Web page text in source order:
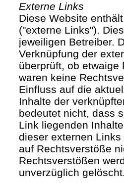
Externe Links
Diese Website
("externe Links").
jeweiligen Betreiber.
Verknüpfung der
überprüft, ob
waren keine
Einfluss auf die
Inhalte der
bedeutet nicht, dass
Link liegenden
dieser externen
auf Rechtsverstöße
Rechtsverstößen
unverzüglich gelöscht.